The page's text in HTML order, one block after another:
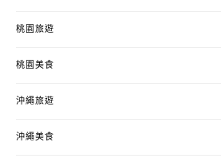
桃園旅遊
桃園美食
沖繩旅遊
沖繩美食